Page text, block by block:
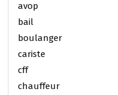
avop
bail
boulanger
cariste
cff
chauffeur